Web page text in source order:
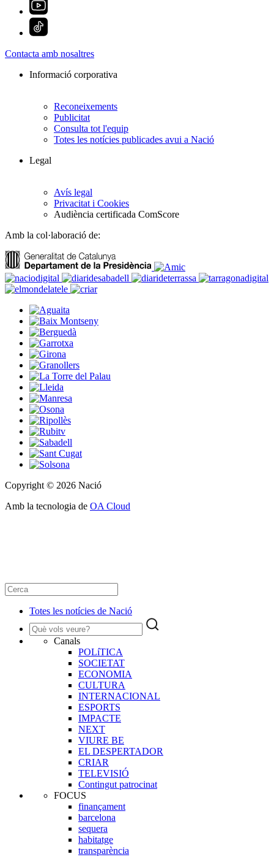
Contacta amb nosaltres
Informació corporativa
Reconeixements
Publicitat
Consulta tot l'equip
Totes les notícies publicades avui a Nació
Legal
Avís legal
Privacitat i Cookies
Audiència certificada ComScore
Amb la col·laboració de:
Copyright © 2026 Nació
Amb la tecnologia de OA Cloud
Totes les notícies de Nació
Canals
POLíTICA
SOCIETAT
ECONOMIA
CULTURA
INTERNACIONAL
ESPORTS
IMPACTE
NEXT
VIURE BE
EL DESPERTADOR
CRIAR
TELEVISIÓ
Contingut patrocinat
FOCUS
finançament
barcelona
sequera
habitatge
transparència